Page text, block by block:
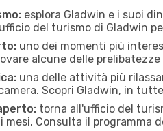
esplora Gladwin e i suoi
del turismo di Gladwin
uno dei momenti più
alcune delle
una delle attività più
Scopri Gladwin, in
torna all'ufficio del
Consulta il programma